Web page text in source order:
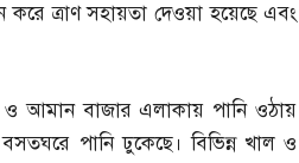
করে ত্রাণ সহায়তা দেওয়া হয়েছে এবং
ও আমান বাজার এলাকায় পানি ওঠায়
পানি ঢুকেছে। বিভিন্ন খাল ও